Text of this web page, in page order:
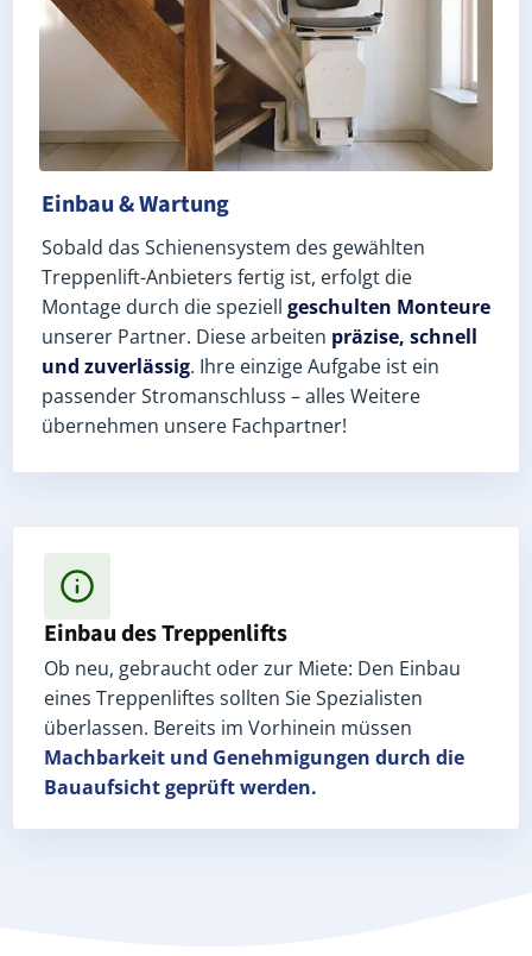
Einbau & Wartung
Sobald das Schienensystem des gewählten
Treppenlift-Anbieters fertig ist, erfolgt die
Montage durch die speziell geschulten Monteure
unserer Partner. Diese arbeiten präzise, schnell
und zuverlässig. Ihre einzige Aufgabe ist ein
passender Stromanschluss – alles Weitere
übernehmen unsere Fachpartner!
Einbau des Treppenlifts
Ob neu, gebraucht oder zur Miete: Den Einbau
eines Treppenliftes sollten Sie Spezialisten
überlassen. Bereits im Vorhinein müssen
Machbarkeit und Genehmigungen durch die
Bauaufsicht geprüft werden.